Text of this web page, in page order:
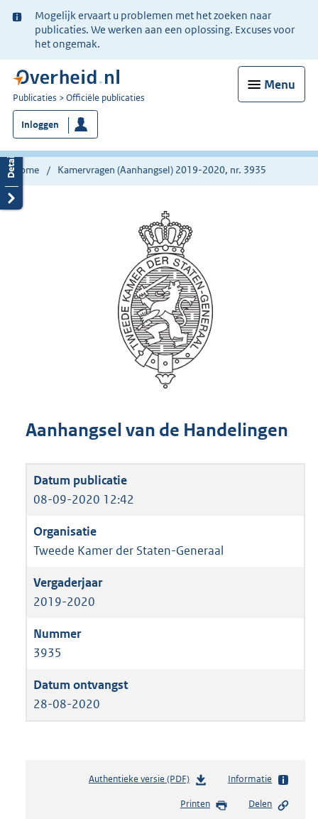
Ter
informatie:
Mogelijk ervaart u problemen met het zoeken naar
publicaties. We werken aan een oplossing. Excuses voor
het ongemak.
Menu
U
bent
nu
hier:
Publicaties Officiële publicaties
Inloggen
Home Kamervragen (Aanhangsel) 2019-2020, nr. 3935
Aanhangsel van de Handelingen
08-09-2020 12:42
Tweede Kamer der Staten-Generaal
2019-2020
3935
28-08-2020
Authentieke versie (PDF)b
s
Informatie
Printen Delen